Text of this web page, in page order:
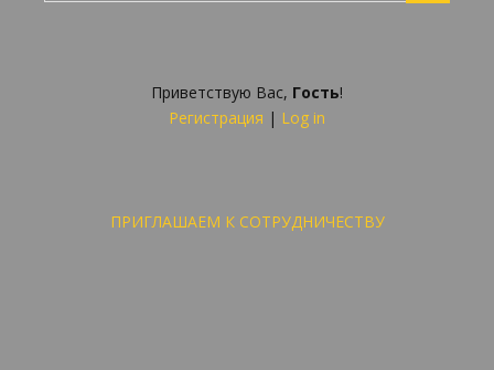
Приветствую Вас, Гость!
Регистрация | Log in
ПРИГЛАШАЕМ К СОТРУДНИЧЕСТВУ